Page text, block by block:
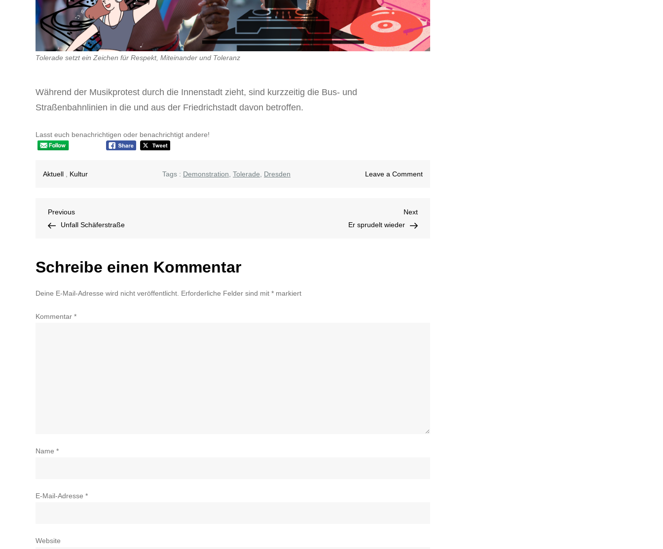
Tolerade setzt ein Zeichen für Respekt, Miteinander und Toleranz
Während der Musikprotest durch die Innenstadt zieht, sind kurzzeitig die Bus- und
Straßenbahnlinien in die und aus der Friedrichstadt davon betroffen.
Lasst euch benachrichtigen oder benachrichtigt andere!
Aktuell , Kultur Tags : Demonstration, Tolerade, Dresden Leave a Commenton
Beitragsnavigation
Previous
Post
Previous
Unfall Schäferstraße
Next
Post
Next
Er sprudelt wieder
Schreibe einen Kommentar
Deine E-Mail-Adresse wird nicht veröffentlicht. Erforderliche Felder sind mit * markiert
Kommentar *
Name *
E-Mail-Adresse *
Website